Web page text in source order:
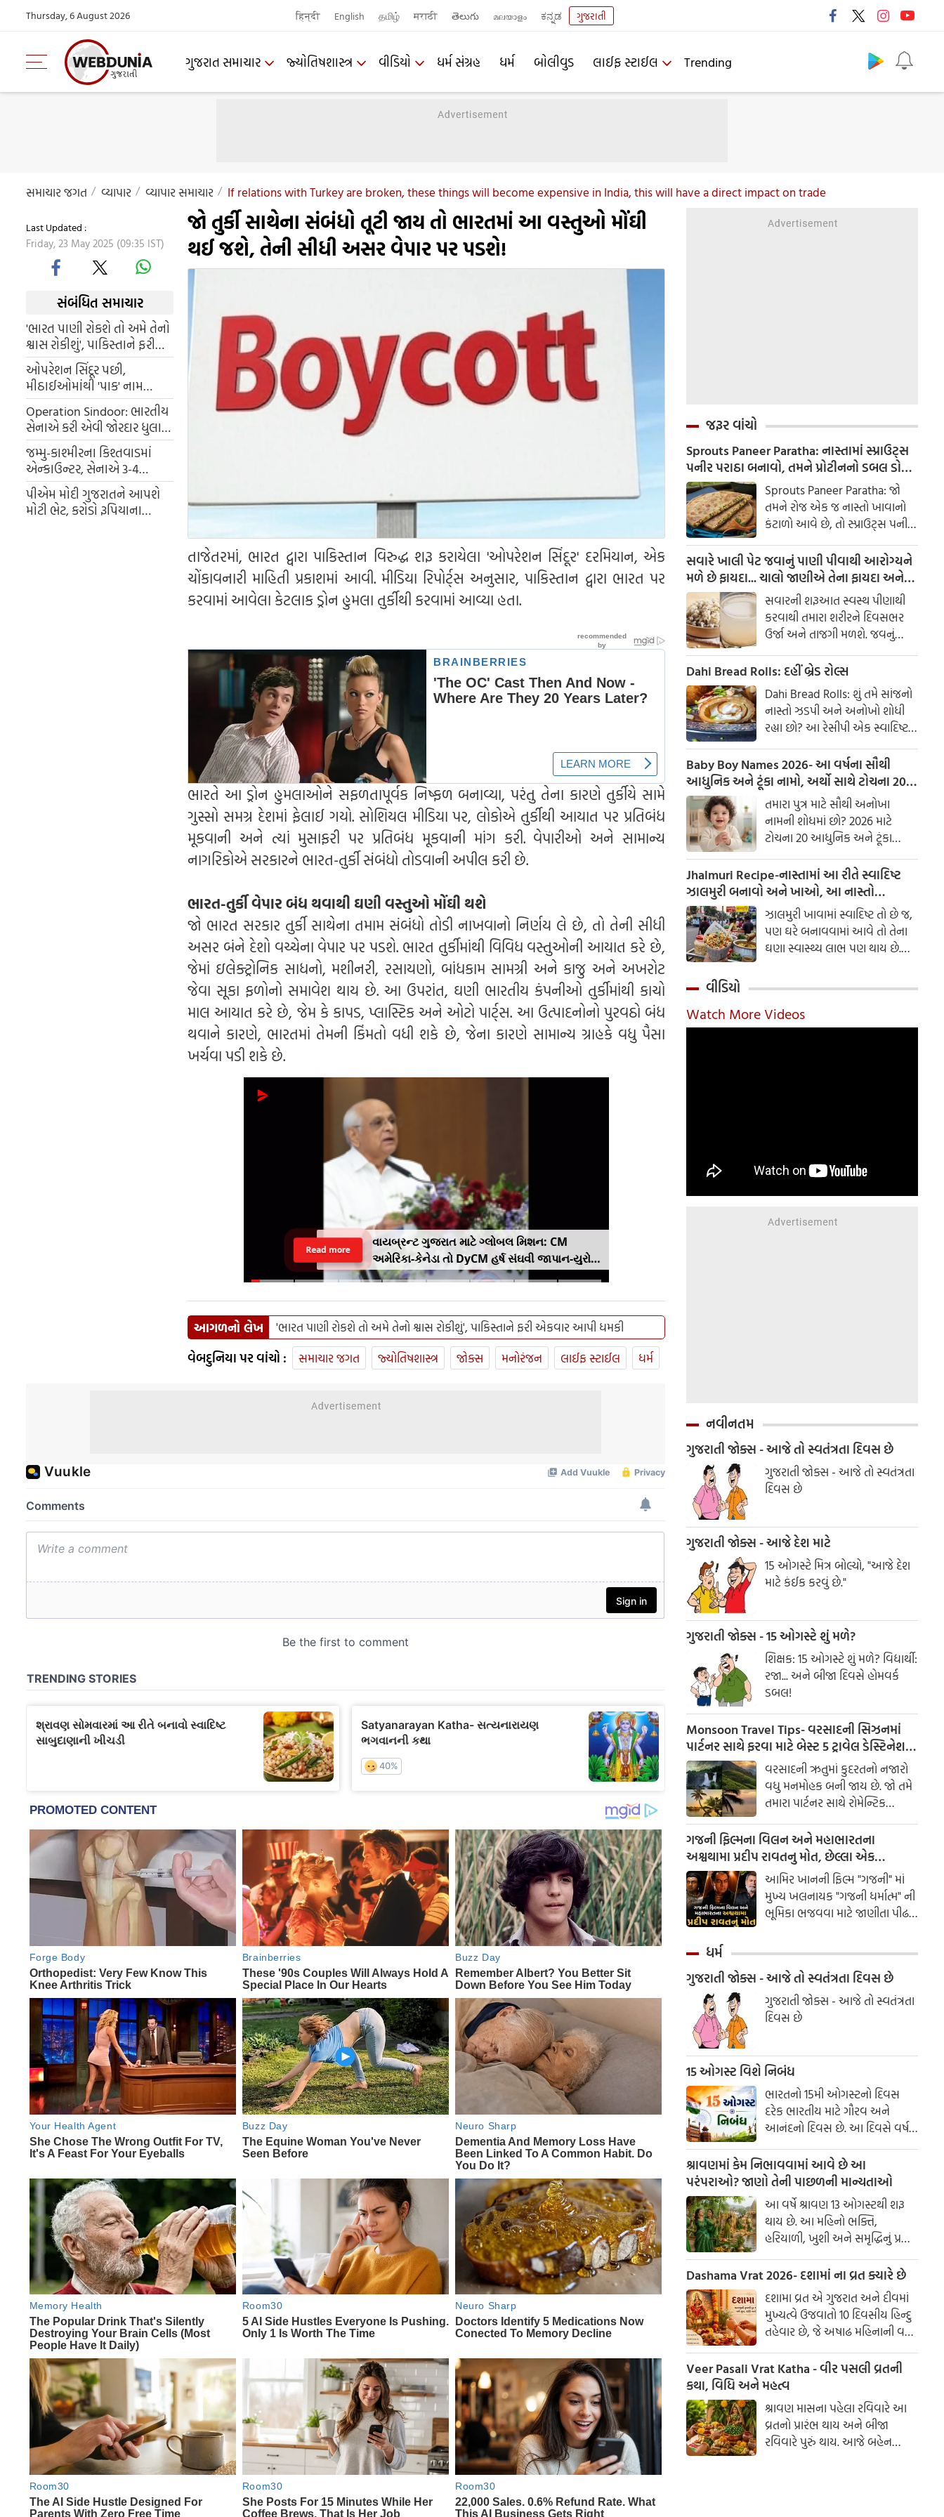
Thursday, 6 August 2026 हिन्दी English தமிழ் मराठी తెలుగు മലയാളം ಕನ್ನಡ ગુજરાતી
ગુજરાત સમાચાર જ્યોતિષશાસ્ત્ર વીડિયો ધર્મ સંગ્રહ ધર્મ બોલીવુડ લાઈફ સ્ટાઈલ Trending
સમાચાર જગત વ્યાપાર વ્યાપાર સમાચાર If relations with Turkey are broken, these things will become expensive in India, this will have a direct impact on trade
Last Updated :
Friday, 23 May 2025 (09:35 IST)
સંબંધિત સમાચાર
'ભારત પાણી રોકશે તો અમે તેનો
શ્વાસ રોકીશું', પાકિસ્તાને ફરી
એકવાર આપી ધમકી
ઓપરેશન સિંદૂર પછી,
મીઠાઈઓમાંથી 'પાક' નામ
હટાવી દેવામાં આવ્યું, હવે તેમને
'શ્રી' નામથી ઓળખવામાં આવશે
Operation Sindoor: ભારતીય
સેનાએ કરી એવી જોરદાર ધુલાઈ,
પાકિસ્તાનમાં રેકોર્ડ તોડ વધી
મોંઘવારી
જમ્મુ-કાશ્મીરના કિશ્તવાડમાં
એન્કાઉન્ટર, સેનાએ 3-4
આતંકવાદીઓને ઘેરી લીધા
પીએમ મોદી ગુજરાતને આપશે
મોટી ભેટ, કરોડો રૂપિયાના
જો તુર્કી સાથેના સંબંધો તૂટી જાય તો ભારતમાં આ વસ્તુઓ મોંઘી
થઈ જશે, તેની સીધી અસર વેપાર પર પડશે!
તાજેતરમાં, ભારત દ્વારા પાકિસ્તાન વિરુદ્ધ શરૂ કરાયેલા 'ઓપરેશન સિંદૂર' દરમિયાન, એક
ચોંકાવનારી માહિતી પ્રકાશમાં આવી. મીડિયા રિપોર્ટ્સ અનુસાર, પાકિસ્તાન દ્વારા ભારત પર
કરવામાં આવેલા કેટલાક ડ્રોન હુમલા તુર્કીથી કરવામાં આવ્યા હતા.
ભારતે આ ડ્રોન હુમલાઓને સફળતાપૂર્વક નિષ્ફળ બનાવ્યા, પરંતુ તેના કારણે તુર્કીયે સામે
ગુસ્સો સમગ્ર દેશમાં ફેલાઈ ગયો. સોશિયલ મીડિયા પર, લોકોએ તુર્કીથી આયાત પર પ્રતિબંધ
મૂકવાની અને ત્યાં મુસાફરી પર પ્રતિબંધ મૂકવાની માંગ કરી. વેપારીઓ અને સામાન્ય
નાગરિકોએ સરકારને ભારત-તુર્કી સંબંધો તોડવાની અપીલ કરી છે.
ભારત-તુર્કી વેપાર બંધ થવાથી ઘણી વસ્તુઓ મોંઘી થશે
જો ભારત સરકાર તુર્કી સાથેના તમામ સંબંધો તોડી નાખવાનો નિર્ણય લે છે, તો તેની સીધી
અસર બંને દેશો વચ્ચેના વેપાર પર પડશે. ભારત તુર્કીમાંથી વિવિધ વસ્તુઓની આયાત કરે છે,
જેમાં ઇલેક્ટ્રોનિક સાધનો, મશીનરી, રસાયણો, બાંધકામ સામગ્રી અને કાજુ અને અખરોટ
જેવા સૂકા ફળોનો સમાવેશ થાય છે. આ ઉપરાંત, ઘણી ભારતીય કંપનીઓ તુર્કીમાંથી કાચો
માલ આયાત કરે છે, જેમ કે કાપડ, પ્લાસ્ટિક અને ઓટો પાર્ટ્સ. આ ઉત્પાદનોનો પુરવઠો બંધ
થવાને કારણે, ભારતમાં તેમની કિંમતો વધી શકે છે, જેના કારણે સામાન્ય ગ્રાહકે વધુ પૈસા
ખર્ચવા પડી શકે છે.
વાયબ્રન્ટ ગુજરાત માટે ગ્લોબલ મિશન: CM
અમેરિકા-કેનેડા તો DyCM હર્ષ સંઘવી જાપાન-યુરોપ
ગજવશે
Read more
આગળનો લેખ 'ભારત પાણી રોકશે તો અમે તેનો શ્વાસ રોકીશું', પાકિસ્તાને ફરી એકવાર આપી ધમકી
વેબદુનિયા પર વાંચો : સમાચાર જગત જ્યોતિષશાસ્ત્ર જોક્સ મનોરંજન લાઈફ સ્ટાઈલ ધર્મ
જરૂર વાંચો
Sprouts Paneer Paratha: નાસ્તામાં સ્પ્રાઉટ્સ
પનીર પરાઠા બનાવો, તમને પ્રોટીનનો ડબલ ડોઝ
મળશે
Sprouts Paneer Paratha: જો
તમને રોજ એક જ નાસ્તો ખાવાનો
કંટાળો આવે છે, તો સ્પ્રાઉટ્સ પનીર
પરાઠા બનાવવાનો પ્રયાસ કરો. તે
માત્ર સ્વાદિષ્ટ જ નથી પણ તમારા
સ્વાસ્થ્ય માટે અતિ ફાયદાકારક પણ
સવારે ખાલી પેટ જવાનું પાણી પીવાથી આરોગ્યને
મળે છે ફાયદા... ચાલો જાણીએ તેના ફાયદા અને
ઉપયોગ કરવાની યોગ્ય રીતસવારની શરૂઆત સ્વસ્થ પીણાથી
કરવાથી તમારા શરીરને દિવસભર
ઉર્જા અને તાજગી મળશે. જવનું
પાણી એક ઉત્તમ ઘરેલું ઉપાય
માનવામાં આવે છે, જે ખાસ કરીને
ઉનાળામાં ઠંડક આપે છે
Dahi Bread Rolls: દહીં બ્રેડ રોલ્સ
Dahi Bread Rolls: શું તમે સાંજનો
નાસ્તો ઝડપી અને અનોખો શોધી
રહ્યા છો? આ રેસીપી એક સ્વાદિષ્ટ
વિકલ્પ આપે છે જે બહારથી ક્રિસ્પી
અને અંદરથી અતિ નરમ છે. મસાલા
અને ક્રીમી ટેક્સચરનું સંપૂર્ણ મિશ્રણ
તેને બધી ઉંમરના લોકોમાં પ્રિય
બનાવે છે.
Baby Boy Names 2026- આ વર્ષના સૌથી
આધુનિક અને ટૂંકા નામો, અર્થો સાથે ટોચના 20
નામોની યાદી જુઓ.તમારા પુત્ર માટે સૌથી અનોખા
નામની શોધમાં છો? 2026 માટે
ટોચના 20 આધુનિક અને ટૂંકા
બાળક છોકરાના નામોની યાદી
તપાસો, અર્થો સાથે, જે તમારા
બાળકને એક સુંદર ઓળખ આપશે.
Jhalmuri Recipe-નાસ્તામાં આ રીતે સ્વાદિષ્ટ
ઝાલમુરી બનાવો અને ખાઓ, આ નાસ્તો
મસાલેદાર અને સ્વાદિષ્ટ છે.ઝાલમુરી ખાવામાં સ્વાદિષ્ટ તો છે જ,
પણ ઘરે બનાવવામાં આવે તો તેના
ઘણા સ્વાસ્થ્ય લાભ પણ થાય છે.
વીડિયો
Watch More Videos
નવીનતમ
ગુજરાતી જોક્સ - આજે તો સ્વતંત્રતા દિવસ છે
ગુજરાતી જોક્સ - આજે તો સ્વતંત્રતા
દિવસ છે
ગુજરાતી જોક્સ - આજે દેશ માટે
15 ઓગસ્ટે મિત્ર બોલ્યો, "આજે દેશ
માટે કંઈક કરવું છે."
ગુજરાતી જોક્સ - 15 ઓગસ્ટે શું મળે?
શિક્ષક: 15 ઓગસ્ટે શું મળે? વિદ્યાર્થી:
રજા... અને બીજા દિવસે હોમવર્ક
ડબલ!
Monsoon Travel Tips- વરસાદની સિઝનમાં
પાર્ટનર સાથે ફરવા માટે બેસ્ટ 5 ટ્રાવેલ ડેસ્ટિનેશન,
વીકએન્ડ ટ્રિપ માટે છે પરફેક્ટવરસાદની ઋતુમાં કુદરતનો નજારો
વધુ મનમોહક બની જાય છે. જો તમે
તમારા પાર્ટનર સાથે રોમેન્ટિક
વીકએન્ડ ટ્રિપનું આયોજન કરી રહ્યા
છો, તો આ સુંદર સ્થળો તમારી
સફરને યાદગાર બનાવી શકે છે.
ગજની ફિલ્મના વિલન અને મહાભારતના
અશ્વથામા પ્રદીપ રાવતનુ મોત, છેલ્લા એક
મહિનાથી કેંસર સામે ભીડી રહ્યા હતા બાથ
આમિર ખાનની ફિલ્મ "ગજની" માં
મુખ્ય ખલનાયક "ગજની ધર્માત્મ" ની
ભૂમિકા ભજવવા માટે જાણીતા પીઢ
થયું
ધર્મ
ગુજરાતી જોક્સ - આજે તો સ્વતંત્રતા દિવસ છે
ગુજરાતી જોક્સ - આજે તો સ્વતંત્રતા
દિવસ છે
15 ઓગસ્ટ વિશે નિબંધ
ભારતનો 15મી ઓગસ્ટનો દિવસ
દરેક ભારતીય માટે ગૌરવ અને
આનંદનો દિવસ છે. આ દિવસે વર્ષ
1947માં ભારતે લગભગ 200 વર્ષના
બ્રિટિશ શાસનમાંથી આઝાદી મેળવી
હતી. સ્વતંત્રતા દિવસ આપણને દેશ
માટે બલિદાન આપનારા અસંખ્ય
સ્વાતંત્ર્ય સેનાનીઓના ત્યાગ અને
શૌર્યની યાદ અપાવે છે. આ દિવસ
માત્ર ઉજવણીનો જ નહીં, પરંતુ
દેશપ્રેમ અને રાષ્ટ્રપ્રતિની ફરજો
નિભાવવાનો સંકલ્પ લેવાનો પણ
દિવસ છે.
શ્રાવણમાં કેમ નિભાવવામાં આવે છે આ
પરંપરાઓ? જાણો તેની પાછળની માન્યતાઓ
આ વર્ષે શ્રાવણ 13 ઓગસ્ટથી શરૂ
થાય છે. આ મહિનો ભક્તિ,
હરિયાળી, ખુશી અને સમૃદ્ધિનું પ્રતીક
માનવામાં આવે છે. આ સમય
દરમિયાન ગામડાઓમાં એક સમયે
ઝૂલા બાંધવામાં આવતા હતા અને
લોકગીતો ગવાતા હતા. જોકે,
Dashama Vrat 2026- દશામાં ના વ્રત ક્યારે છે
દશામા વ્રત એ ગુજરાત અને દીવમાં
મુખ્યત્વે ઉજવાતો 10 દિવસીય હિન્દુ
તહેવાર છે, જે અષાઢ મહિનાની વદ
અમાસથી શરૂ થઈને શ્રાવણ સુદ
નોમ સુધી ચાલે છે. આ વ્રત
દરમિયાન માતાજીની પૂજા, વ્રતકથાનું
શ્રવણ અને દસ ગાંઠવાળો દોરો
હાથમાં બાંધવાનું વિશેષ મહત્વ છે.
Veer Pasali Vrat Katha - વીર પસલી વ્રતની
કથા, વિધિ અને મહત્વ
શ્રાવણ માસના પહેલા રવિવારે આ
વ્રતનો પ્રારંભ થાય અને બીજા
રવિવારે પુરું થાય. આજે બહેન